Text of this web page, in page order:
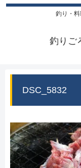
釣り・
釣りご
DSC_5832